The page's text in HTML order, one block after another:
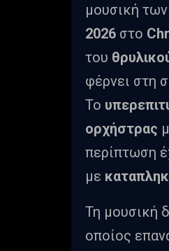
μουσική των
2026 στο
του
φέρνει στη
Το
ορχήστρας
περίπτωση
με
Τη μουσική
οποίος